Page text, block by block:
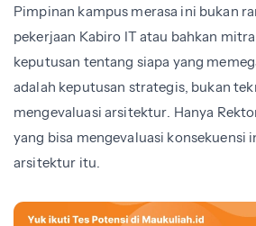
Pimpinan kampus merasa ini bukan
pekerjaan Kabiro IT atau bahkan
keputusan tentang siapa yang
adalah keputusan strategis, bukan
mengevaluasi arsitektur. Hanya
yang bisa mengevaluasi konsekuensi
arsitektur itu.